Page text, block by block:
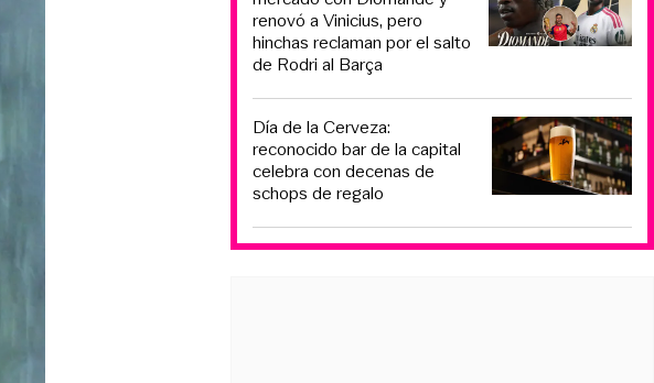
renovó a Vinicius, pero
hinchas reclaman por el salto
de Rodri al Barça
Día de la Cerveza:
reconocido bar de la capital
celebra con decenas de
schops de regalo